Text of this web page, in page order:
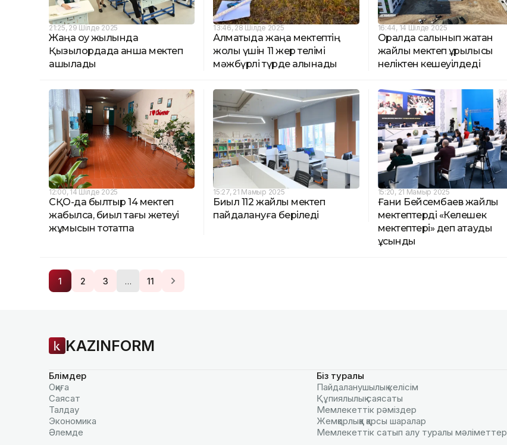
21:25, 29 Шілде 2025
Жаңа оқу жылында
Қызылордада қанша мектеп
ашылады
13:46, 28 Шілде 2025
Алматыда жаңа мектептің
жолы үшін 11 жер телімі
мәжбүрлі түрде алынады
16:44, 14 Шілде 2025
Оралда салынып жатқан
жайлы мектеп құрылысы
неліктен кешеуілдеді
12:00, 14 Шілде 2025
СҚО-да былтыр 14 мектеп
жабылса, биыл тағы жетеуі
жұмысын тоқтатпақ
15:27, 21 Мамыр 2025
Биыл 112 жайлы мектеп
пайдалануға беріледі
15:20, 21 Мамыр 2025
Ғани Бейсембаев жайлы
мектептерді «Келешек
мектептері» деп атауды
ұсынды
1 2 3 … 11
KAZINFORM
Бөлімдер
Оқиға
Саясат
Талдау
Экономика
Әлемде
Біз туралы
Пайдаланушылық келiciм
Құпиялылық саясаты
Мемлекеттік рәміздер
Жемқорлыққа қарсы шаралар
Мемлекеттік сатып алу туралы мәлiметтер